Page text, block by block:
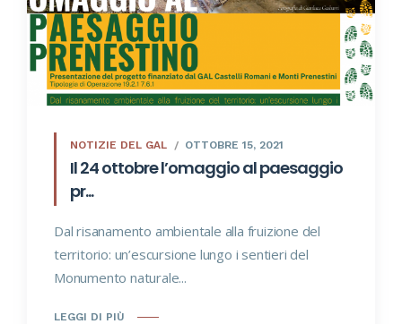
NOTIZIE DEL GAL OTTOBRE 15, 2021
Il 24 ottobre l’omaggio al paesaggio
pr...
Dal risanamento ambientale alla fruizione del
territorio: un’escursione lungo i sentieri del
Monumento naturale...
LEGGI DI PIÙ